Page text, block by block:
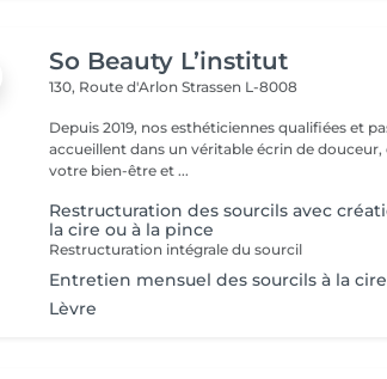
So Beauty L’institut
130, Route d'ArlonStrassen L-8008
Depuis 2019, nos esthéticiennes qualifiées et
accueillent dans un véritable écrin de
votre bien-être et ...
Restructuration des sourcils avec
la cire ou à la pince
Restructuration intégrale du sourcil
Entretien mensuel des sourcils à la
Lèvre